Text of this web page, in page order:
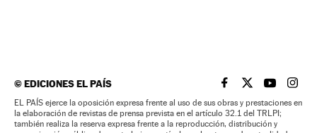
©EDICIONES EL PAÍS EL PAÍS BRASIL EN
EL PAÍSEL PAÍS
EL
EL PAÍS ejerce la oposición expresa frente al uso de sus obras y prestaciones en
la elaboración de revistas de prensa prevista en el artículo 32.1 del TRLPI;
también realiza la reserva expresa frente a la reproducción, distribución y